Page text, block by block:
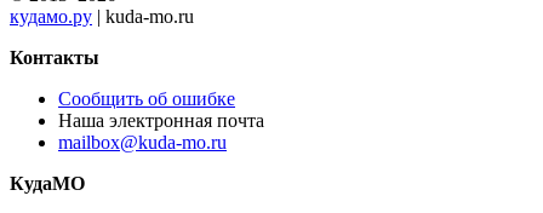
кудамо.ру | kuda-mo.ru
Контакты
Сообщить об ошибке
Наша электронная почта
mailbox@kuda-mo.ru
КудаМО